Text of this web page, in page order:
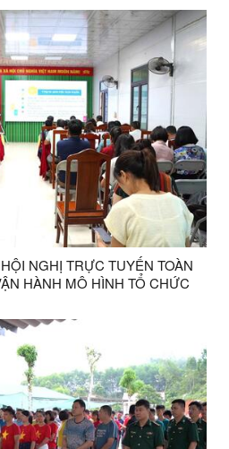
NGHỊ TRỰC TUYẾN TOÀN
HÀNH MÔ HÌNH TỔ CHỨC